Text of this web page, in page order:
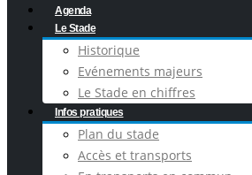
Agenda
Le Stade
Historique
Evénements majeurs
Le Stade en chiffres
Infos pratiques
Plan du stade
Accès et transports